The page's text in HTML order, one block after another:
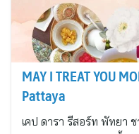
MAY I TREAT YOU
Pattaya
เคป ดารา รีสอร์ท พัทยา